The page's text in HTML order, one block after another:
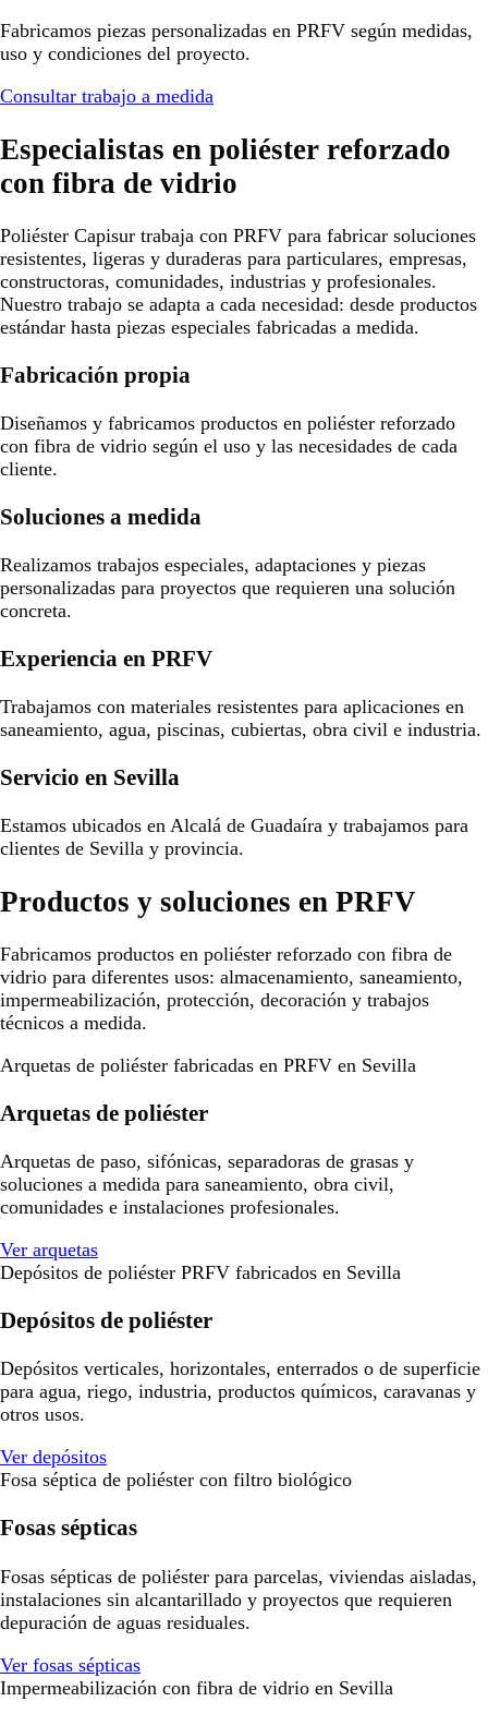
Fabricamos piezas personalizadas en PRFV según medidas,
uso y condiciones del proyecto.
Consultar trabajo a medida
Especialistas en poliéster reforzado
con fibra de vidrio
Poliéster Capisur trabaja con PRFV para fabricar soluciones
resistentes, ligeras y duraderas para particulares, empresas,
constructoras, comunidades, industrias y profesionales.
Nuestro trabajo se adapta a cada necesidad: desde productos
estándar hasta piezas especiales fabricadas a medida.
Fabricación propia
Diseñamos y fabricamos productos en poliéster reforzado
con fibra de vidrio según el uso y las necesidades de cada
cliente.
Soluciones a medida
Realizamos trabajos especiales, adaptaciones y piezas
personalizadas para proyectos que requieren una solución
concreta.
Experiencia en PRFV
Trabajamos con materiales resistentes para aplicaciones en
saneamiento, agua, piscinas, cubiertas, obra civil e industria.
Servicio en Sevilla
Estamos ubicados en Alcalá de Guadaíra y trabajamos para
clientes de Sevilla y provincia.
Productos y soluciones en PRFV
Fabricamos productos en poliéster reforzado con fibra de
vidrio para diferentes usos: almacenamiento, saneamiento,
impermeabilización, protección, decoración y trabajos
técnicos a medida.
Arquetas de poliéster fabricadas en PRFV en Sevilla
Arquetas de poliéster
Arquetas de paso, sifónicas, separadoras de grasas y
soluciones a medida para saneamiento, obra civil,
comunidades e instalaciones profesionales.
Ver arquetas
Depósitos de poliéster PRFV fabricados en Sevilla
Depósitos de poliéster
Depósitos verticales, horizontales, enterrados o de superficie
para agua, riego, industria, productos químicos, caravanas y
otros usos.
Ver depósitos
Fosa séptica de poliéster con filtro biológico
Fosas sépticas
Fosas sépticas de poliéster para parcelas, viviendas aisladas,
instalaciones sin alcantarillado y proyectos que requieren
depuración de aguas residuales.
Ver fosas sépticas
Impermeabilización con fibra de vidrio en Sevilla